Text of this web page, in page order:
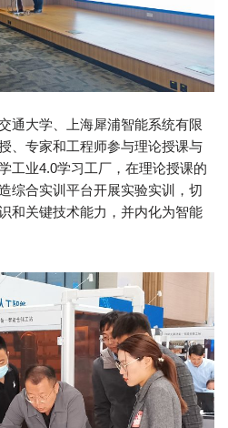
通大学、上海犀浦智能系统有限
、专家和工程师参与理论授课与
工业4.0学习工厂，在理论授课的
综合实训平台开展实验实训，切
和关键技术能力，并内化为智能